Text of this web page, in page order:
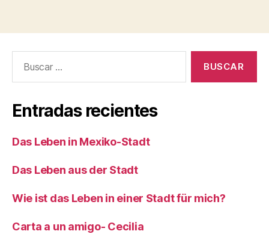
Entradas recientes
Das Leben in Mexiko-Stadt
Das Leben aus der Stadt
Wie ist das Leben in einer Stadt für mich?
Carta a un amigo- Cecilia